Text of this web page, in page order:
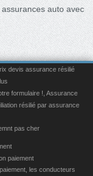
auto avec
devis assurance résilié
formulaire ! Assurance
résilié par assurance
pas cher
paiement
les conducteurs